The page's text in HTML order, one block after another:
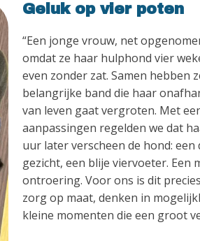
Geluk op vier poten
“Een jonge vrouw, net
omdat ze haar hulphond vier
even zonder zat. Samen hebben
belangrijke band die haar
van leven gaat vergroten. Met
aanpassingen regelden we dat
uur later verscheen de hond:
gezicht, een blije viervoeter. Een
ontroering. Voor ons is dit
zorg op maat, denken in
kleine momenten die een groot